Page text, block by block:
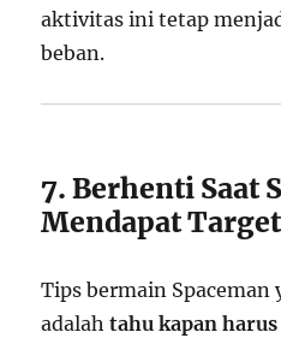
aktivitas ini tetap
beban.
7. Berhenti Saat
Mendapat Target
Tips bermain
adalahtahu kapan